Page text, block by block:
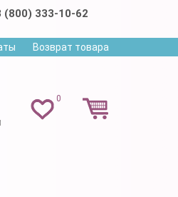
(800) 333-10-62
Возврат товара
0